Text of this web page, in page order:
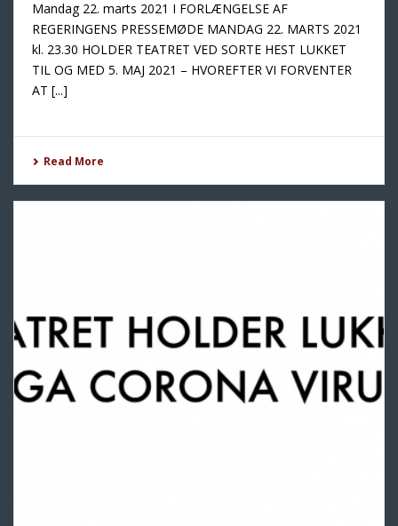
Mandag 22. marts 2021 I FORLÆNGELSE AF
REGERINGENS PRESSEMØDE MANDAG 22. MARTS 2021
kl. 23.30 HOLDER TEATRET VED SORTE HEST LUKKET
TIL OG MED 5. MAJ 2021 – HVOREFTER VI FORVENTER
AT [...]
Read More